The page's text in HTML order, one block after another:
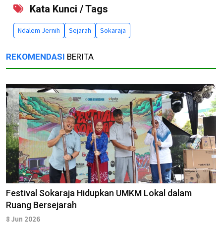
Kata Kunci / Tags
Ndalem Jernih Sejarah Sokaraja
REKOMENDASI BERITA
Festival Sokaraja Hidupkan UMKM Lokal dalam
Ruang Bersejarah
8 Jun 2026